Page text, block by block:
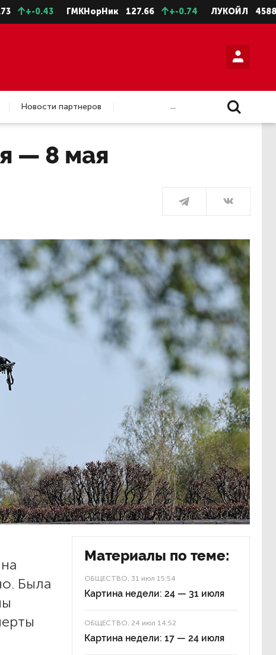
ГМКНорНик 127.66 +-0.74 ЛУКОЙЛ 4588.5 +-
Новости партнеров
...
— 8 мая
Была
Материалы по теме:
ОБЩЕСТВО, 31 июл 15:54
Картина недели: 24 — 31 июля
ОБЩЕСТВО, 24 июл 14:52
Картина недели: 17 — 24 июля